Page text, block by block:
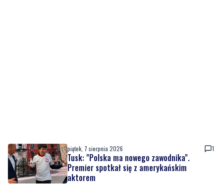
piątek, 7 sierpnia 2026 1
Tusk: "Polska ma nowego zawodnika".
Premier spotkał się z amerykańskim
aktorem